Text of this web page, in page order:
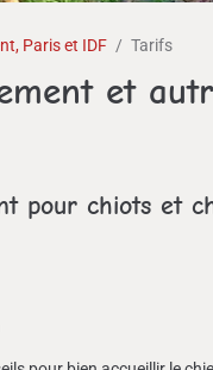
Paris et IDF Tarifs
et
pour chiots et